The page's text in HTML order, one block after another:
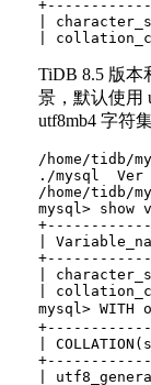
|
TiDB 8.5 版本
景，默认使用
utf8mb4 字符
/home/tidb/
./mysql
/home/tidb/
mysql> show
|
|
|
mysql>
|
|